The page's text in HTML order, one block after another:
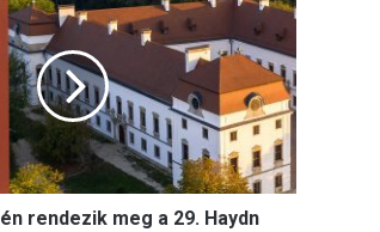
rendezik meg a 29. Haydn